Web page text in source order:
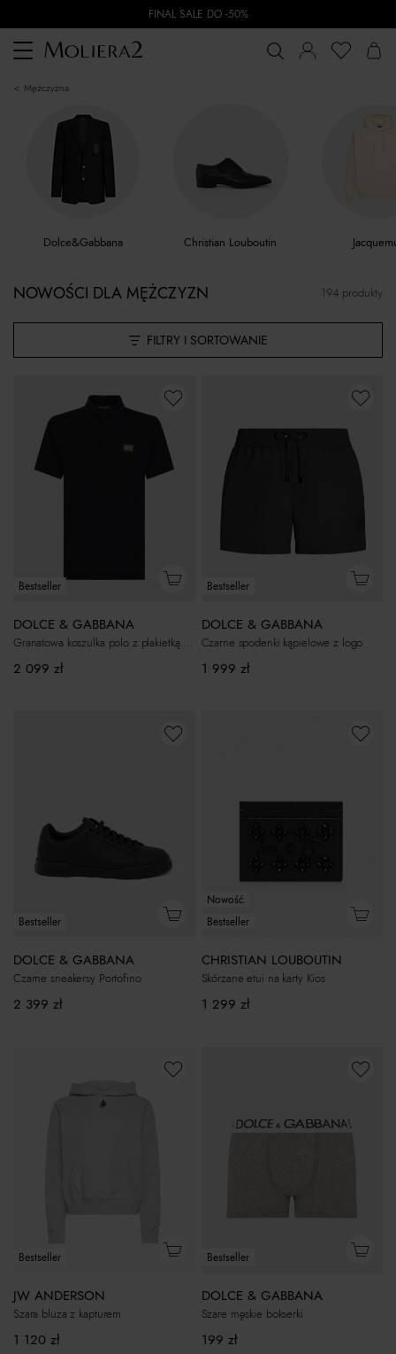
FINAL SALE DO -50%
Toggle
navigation
mężczyzna
Dolce&Gabbana Christian Louboutin
FILTRY I SORTOWANIE
194 produkty
NOWOŚCI DLA MĘŻCZYZN
Bestseller
DOLCE & GABBANA
Granatowa koszulka polo z plakietką z logo
2 099 zł
Bestseller
DOLCE & GABBANA
Czarne spodenki kąpielowe z logo
1 999 zł
Bestseller
DOLCE & GABBANA
Czarne sneakersy Portofino
2 399 zł
Nowość
Bestseller
CHRISTIAN LOUBOUTIN
Skórzane etui na karty Kios
1 299 zł
Bestseller
JW ANDERSON
Szara bluza z kapturem
1 120 zł
Bestseller
DOLCE & GABBANA
Szare męskie bokserki
199 zł